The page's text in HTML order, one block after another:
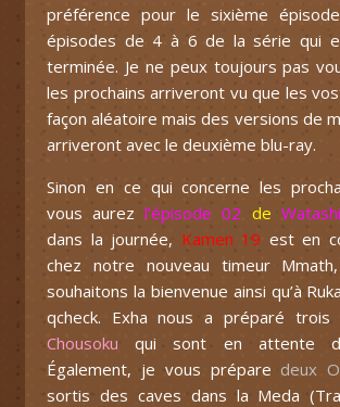
préférence pour le sixième
épisodes de 4 à 6 de la série qui
terminée. Je ne peux toujours pas
les prochains arriveront vu que les
façon aléatoire mais des versions de
arriveront avec le deuxième blu-ray.
Sinon en ce qui concerne les
vous aurez l’épisode 02 de
dans la journée, Kamen 19 est en
chez notre nouveau timeur
souhaitons la bienvenue ainsi qu’à
qcheck. Exha nous a préparé trois
Chousoku qui sont en attente
Également, je vous prépare deux
sortis des caves dans la Meda